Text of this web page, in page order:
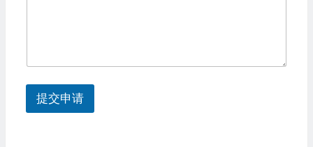
e
s
+
您
其提交申请